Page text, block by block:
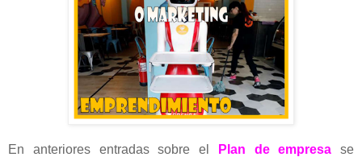
En anteriores entradas sobre el Plan de empresa se